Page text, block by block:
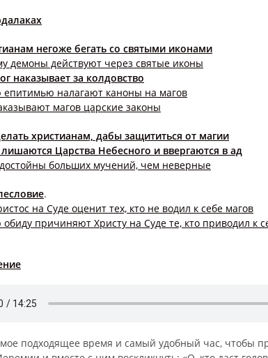
негоже бегать со святыми иконами
демоны действуют через святые иконы
наказывает за колдовство
епитимью налагают каноны на магов
магов царские законы
христианам, дабы защититься от магии
Царства Небесного и ввергаются в ад
больших мучений, чем неверные
.
на Суде оценит тех, кто не водил к себе магов
обиду причиняют Христу на Суде те, кто приводил к
подходящее время и самый удобный час, чтобы